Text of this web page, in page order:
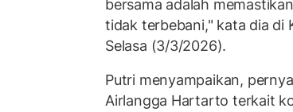
bersama adalah
tidak terbebani," kata dia di
Selasa (3/3/2026).
Putri menyampaikan,
Airlangga Hartarto terkait